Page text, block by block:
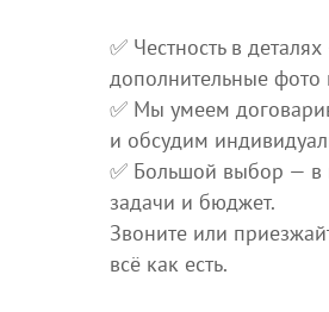
✅ Честность в
дополнительные фото
✅ Мы умеем
и обсудим
✅ Большой выбор —
задачи и бюджет.
Звоните или
всё как есть.